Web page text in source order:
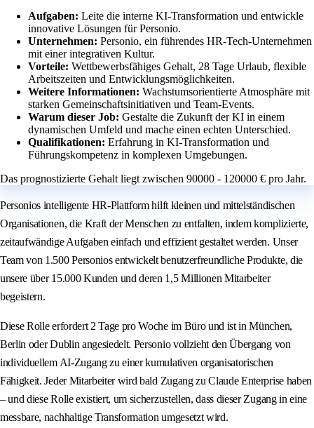
Aufgaben: Leite die interne KI-Transformation und entwickle
innovative Lösungen für Personio.
Unternehmen: Personio, ein führendes HR-Tech-Unternehmen
mit einer integrativen Kultur.
Vorteile: Wettbewerbsfähiges Gehalt, 28 Tage Urlaub, flexible
Arbeitszeiten und Entwicklungsmöglichkeiten.
Weitere Informationen: Wachstumsorientierte Atmosphäre mit
starken Gemeinschaftsinitiativen und Team-Events.
Warum dieser Job: Gestalte die Zukunft der KI in einem
dynamischen Umfeld und mache einen echten Unterschied.
Qualifikationen: Erfahrung in KI-Transformation und
Führungskompetenz in komplexen Umgebungen.
Das prognostizierte Gehalt liegt zwischen 90000 - 120000 € pro Jahr.
Personios intelligente HR-Plattform hilft kleinen und mittelständischen
Organisationen, die Kraft der Menschen zu entfalten, indem komplizierte,
zeitaufwändige Aufgaben einfach und effizient gestaltet werden. Unser
Team von 1.500 Personios entwickelt benutzerfreundliche Produkte, die
unsere über 15.000 Kunden und deren 1,5 Millionen Mitarbeiter
begeistern.
Diese Rolle erfordert 2 Tage pro Woche im Büro und ist in München,
Berlin oder Dublin angesiedelt. Personio vollzieht den Übergang von
individuellem AI-Zugang zu einer kumulativen organisatorischen
Fähigkeit. Jeder Mitarbeiter wird bald Zugang zu Claude Enterprise haben
– und diese Rolle existiert, um sicherzustellen, dass dieser Zugang in eine
messbare, nachhaltige Transformation umgesetzt wird.